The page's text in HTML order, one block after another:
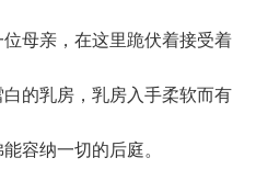
母亲，在这里跪伏着接受着
的乳房，乳房入手柔软而有
容纳一切的后庭。